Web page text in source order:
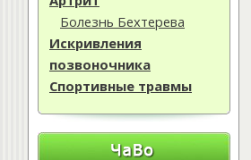
Болезнь Бехтерева
Искривления
позвоночника
Спортивные травмы